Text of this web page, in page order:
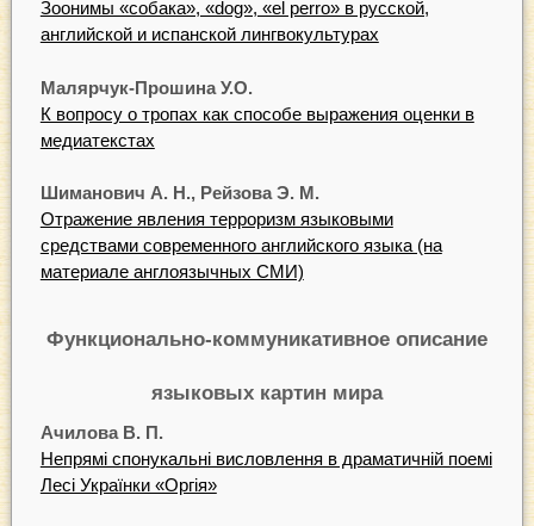
Зоонимы «собака», «dog», «el perro» в русской,
английской и испанской лингвокультурах
Малярчук-Прошина У.О.
К вопросу о тропах как способе выражения оценки в
медиатекстах
Шиманович А. Н., Рейзова Э. М.
Отражение явления терроризм языковыми
средствами современного английского языка (на
материале англоязычных СМИ)
Функционально-коммуникативное описание
языковых картин мира
Ачилова В. П.
Непрямі спонукальні висловлення в драматичній поемі
Лесі Українки «Оргія»